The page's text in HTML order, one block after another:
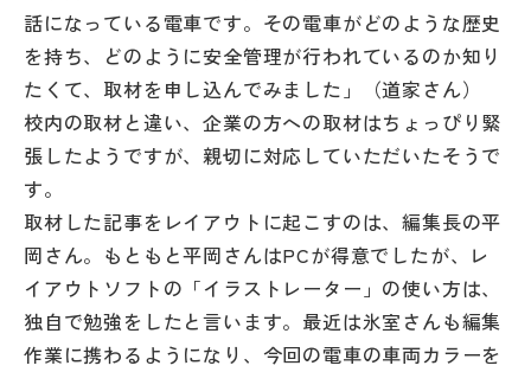
話になっている電車です。その電車がどのような歴史
を持ち、どのように安全管理が行われているのか知り
たくて、取材を申し込んでみました」（道家さん）
校内の取材と違い、企業の方への取材はちょっぴり緊
張したようですが、親切に対応していただいたそうで
す。
取材した記事をレイアウトに起こすのは、編集長の平
岡さん。もともと平岡さんはPCが得意でしたが、レ
イアウトソフトの「イラストレーター」の使い方は、
独自で勉強をしたと言います。最近は氷室さんも編集
作業に携わるようになり、今回の電車の車両カラーを